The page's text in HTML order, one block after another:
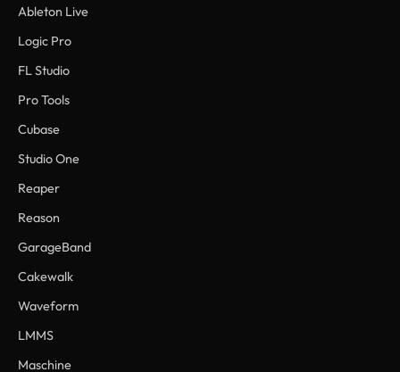
Ableton Live
Logic Pro
FL Studio
Pro Tools
Cubase
Studio One
Reaper
Reason
GarageBand
Cakewalk
Waveform
LMMS
Maschine